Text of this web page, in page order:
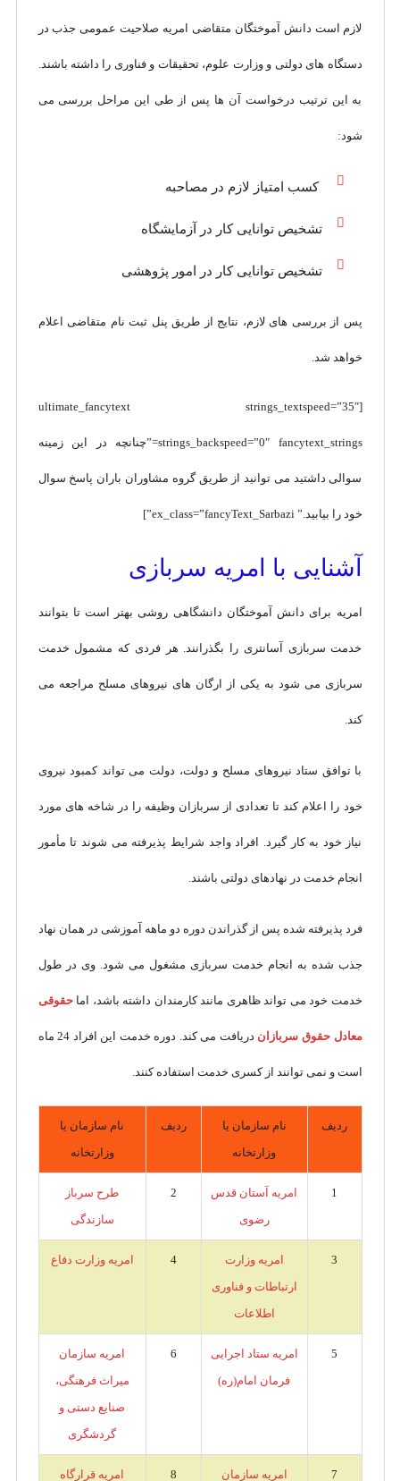
لازم است دانش آموختگان متقاضی امریه صلاحیت عمومی جذب در
دستگاه های دولتی و وزارت علوم، تحقیقات و فناوری را داشته باشند.
به این ترتیب درخواست آن ها پس از طی این مراحل بررسی می
شود:
کسب امتیاز لازم در مصاحبه
تشخیص توانایی کار در آزمایشگاه
تشخیص توانایی کار در امور پژوهشی
پس از بررسی های لازم، نتایج از طریق پنل ثبت نام متقاضی اعلام
خواهد شد.
[ultimate_fancytext strings_textspeed=”35″
strings_backspeed=”0″ fancytext_strings=”چنانچه در این زمینه
سوالی داشتید می توانید از طریق گروه مشاوران باران پاسخ سوال
خود را بیابید.” ex_class=”fancyText_Sarbazi”]
آشنایی با امریه سربازی
امریه برای دانش آموختگان دانشگاهی روشی بهتر است تا بتوانند
خدمت سربازی آسانتری را بگذرانند. هر فردی که مشمول خدمت
سربازی می شود به یکی از ارگان های نیروهای مسلح مراجعه می
کند.
با توافق ستاد نیروهای مسلح و دولت، دولت می تواند کمبود نیروی
خود را اعلام کند تا تعدادی از سربازان وظیفه را در شاخه های مورد
نیاز خود به کار گیرد. افراد واجد شرایط پذیرفته می شوند تا مأمور
انجام خدمت در نهادهای دولتی باشند.
فرد پذیرفته شده پس از گذراندن دوره دو ماهه آموزشی در همان نهاد
جذب شده به انجام خدمت سربازی مشغول می شود. وی در طول
خدمت خود می تواند ظاهری مانند کارمندان داشته باشد، اماحقوقی
معادل حقوق سربازان دریافت می کند. دوره خدمت این افراد 24 ماه
است و نمی توانند از کسری خدمت استفاده کنند.
ردیف نام سازمان یا
وزارتخانه
ردیف نام سازمان یا
وزارتخانه
1 امریه آستان قدس
رضوی
2 طرح سرباز
سازندگی
3 امریه وزارت
ارتباطات و فناوری
اطلاعات
4 امریه وزارت دفاع
5 امریه ستاد اجرایی
فرمان امام(ره)
6 امریه سازمان
میراث فرهنگی،
صنایع دستی و
گردشگری
7 امریه سازمان 8 امریه قرارگاه